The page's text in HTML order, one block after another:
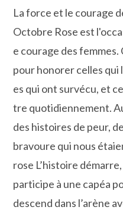
La force et le courage
Octobre Rose est
e courage des femmes.
pour honorer celles
es qui ont survécu, et
tre quotidiennement.
des histoires de peur,
bravoure qui nous
rose L’histoire
participe à une capéa
descend dans l’arène